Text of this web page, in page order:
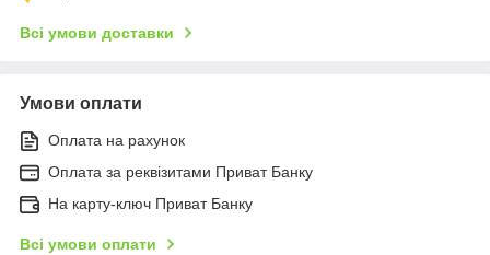
Всі умови доставки
Умови оплати
Оплата на рахунок
Оплата за реквізитами Приват Банку
На карту-ключ Приват Банку
Всі умови оплати